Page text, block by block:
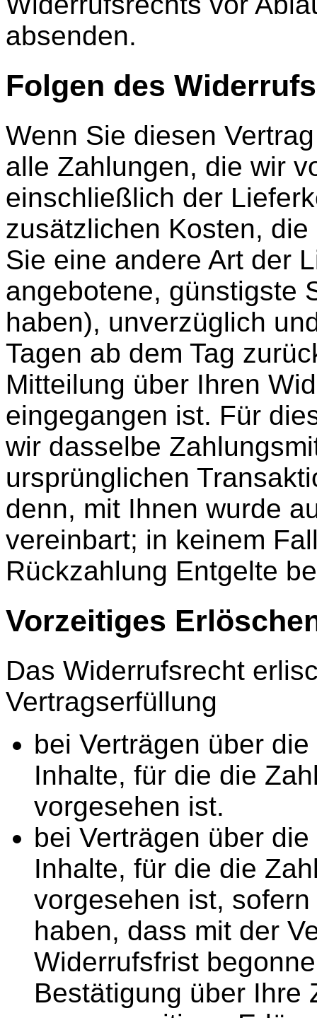
absenden.
Folgen des Widerrufs
Wenn Sie diesen
alle Zahlungen, die wir
einschließlich der
zusätzlichen Kosten,
Sie eine andere Art der
angebotene, günstigste
haben), unverzüglich
Tagen ab dem Tag
Mitteilung über Ihren
eingegangen ist. Für
wir dasselbe
ursprünglichen
denn, mit Ihnen wurde
vereinbart; in keinem
Rückzahlung Entgelte
Vorzeitiges
Das Widerrufsrecht
Vertragserfüllung
bei Verträgen über
Inhalte, für die die
vorgesehen ist.
bei Verträgen über
Inhalte, für die die
vorgesehen ist,
haben, dass mit der
Widerrufsfrist
Bestätigung über Ihre